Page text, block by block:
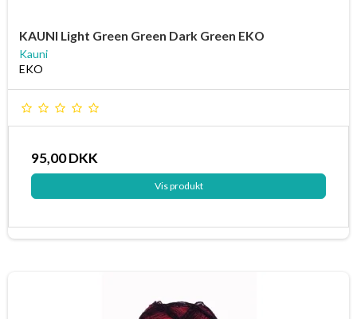
KAUNI Light Green Green Dark Green EKO
Kauni
EKO
95,00 DKK
Vis produkt